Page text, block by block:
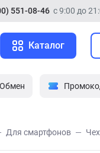
551-08-46 с 9:00 до
Каталог
Обмен
Для смартфонов